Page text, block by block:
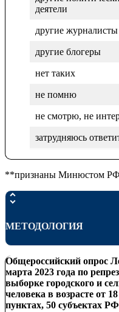
деятели
другие журналисты
другие блогеры
нет таких
не помню
не смотрю, не
затрудняюсь
**признаны Минюстом РФ
МЕТОДОЛОГИЯ
Общероссийский опрос
марта 2023 года по
выборке городского и
человека в возрасте от
пунктах, 50 субъектах